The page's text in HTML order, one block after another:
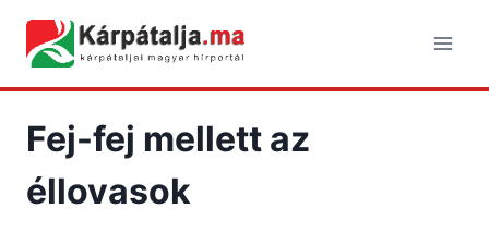
content
Fej-fej mellett az
éllovasok